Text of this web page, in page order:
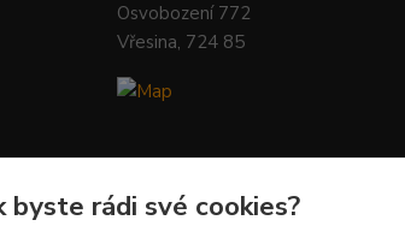
Osvobození 772
Vřesina, 724 85
byste rádi své cookies?